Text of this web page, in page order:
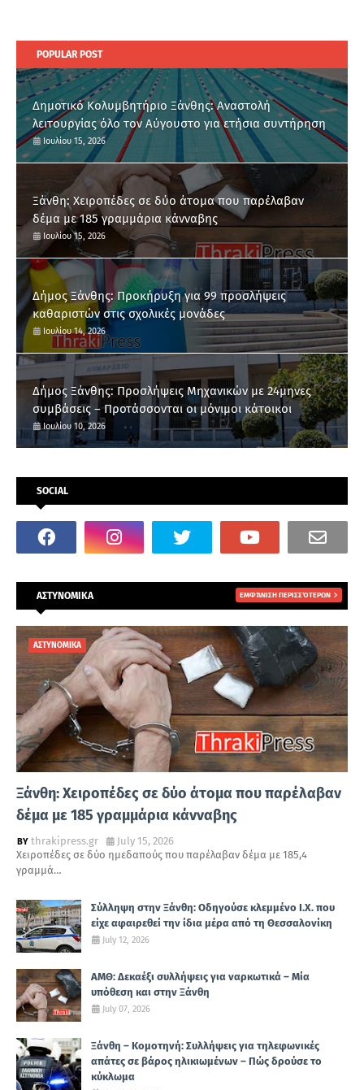
POPULAR POST
Δημοτικό Κολυμβητήριο Ξάνθης: Αναστολή
λειτουργίας όλο τον Αύγουστο για ετήσια συντήρηση
Ιουλίου 15, 2026
Ξάνθη: Χειροπέδες σε δύο άτομα που παρέλαβαν
δέμα με 185 γραμμάρια κάνναβης
Ιουλίου 15, 2026
Δήμος Ξάνθης: Προκήρυξη για 99 προσλήψεις
καθαριστών στις σχολικές μονάδες
Ιουλίου 14, 2026
Δήμος Ξάνθης: Προσλήψεις Μηχανικών με 24μηνες
συμβάσεις – Προτάσσονται οι μόνιμοι κάτοικοι
Ιουλίου 10, 2026
SOCIAL
ΑΣΤΥΝΟΜΙΚΑ ΕΜΦΆΝΙΣΗ ΠΕΡΙΣΣΌΤΕΡΩΝ
ΑΣΤΥΝΟΜΙΚΑ
Ξάνθη: Χειροπέδες σε δύο άτομα που παρέλαβαν
δέμα με 185 γραμμάρια κάνναβης
thrakipress.gr
July 15, 2026
Χειροπέδες σε δύο ημεδαπούς που παρέλαβαν δέμα με 185,4
γραμμά…
Σύλληψη στην Ξάνθη: Οδηγούσε κλεμμένο Ι.Χ. που
είχε αφαιρεθεί την ίδια μέρα από τη Θεσσαλονίκη
July 12, 2026
ΑΜΘ: Δεκαέξι συλλήψεις για ναρκωτικά – Μία
υπόθεση και στην Ξάνθη
July 07, 2026
Ξάνθη – Κομοτηνή: Συλλήψεις για τηλεφωνικές
απάτες σε βάρος ηλικιωμένων – Πώς δρούσε το
κύκλωμα